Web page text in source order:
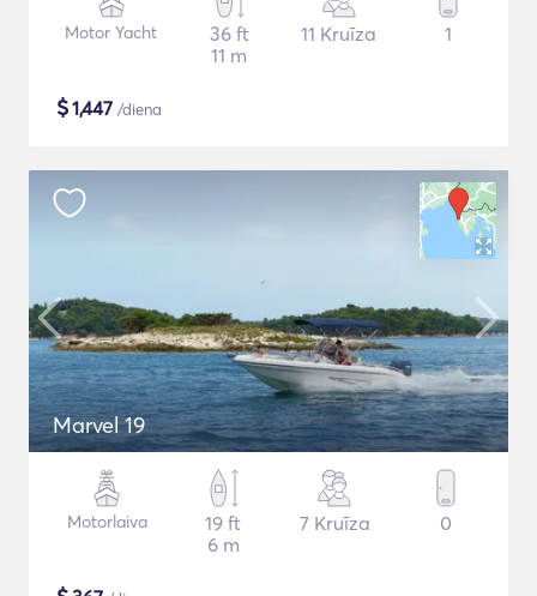
Motor Yacht
36 ft
11 m
11 Kruīza 1
$1,447 /diena
Marvel 19
Motorlaiva
19 ft
6 m
7 Kruīza 0